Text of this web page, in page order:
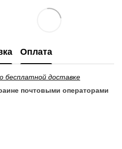
Оплата
бесплатной доставке
почтовыми операторами